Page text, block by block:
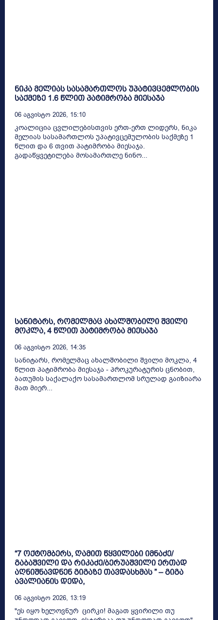
ნიკა მელიას სასამართლოს უპატივცემლობის
საქმეზე 1.6 წლით პატიმრობა მიესაჯა
06 Აგვისტო 2026, 15:10
კოალიცია ცვლილებისთვის ერთ-ერთ ლიდერს, ნიკა
მელიას სასამართლოს უპატივცემულობის საქმეზე 1
წლით და 6 თვით პატიმრობა მიესაჯა.
გადაწყვეტილება მოსამართლე ნინო...
სანიტარს, რომელმაც ახალშობილი შვილი
მოკლა, 4 წლით პატიმრობა მიესაჯა
06 Აგვისტო 2026, 14:35
სანიტარს, რომელმაც ახალშობილი შვილი მოკლა, 4
წლით პატიმრობა მიესაჯა - პროკურატურის ცნობით,
ბათუმის საქალაქო სასამართლომ სრულად გაიზიარა
მათ მიერ...
“7 ოქტომბერს, ღამით წყვილები იმნაძე/
გაბაშვილი და რიკაძე/ბერუაშვილი ერთად
აღნიშნავდნენ გიგაზე თავდასხმას ” – გიგა
ავალიანის დედა,
06 Აგვისტო 2026, 13:19
"ეს იყო ხელოვნურ ცირკი! მაგათ ყვირილი თუ